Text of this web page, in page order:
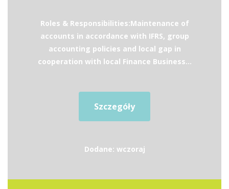
Roles & Responsibilities:Maintenance of
accounts in accordance with IFRS, group
accounting policies and local gap in
cooperation with local Finance Business...
Szczegóły
Dodane: wczoraj